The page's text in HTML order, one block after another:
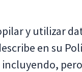
y utilizar
en su
incluyendo,